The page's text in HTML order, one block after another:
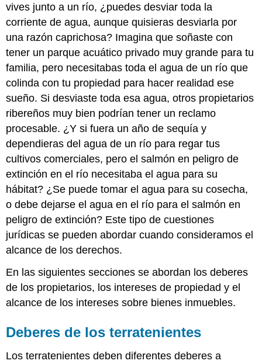
vives junto a un río, ¿puedes desviar toda la
corriente de agua, aunque quisieras desviarla por
una razón caprichosa? Imagina que soñaste con
tener un parque acuático privado muy grande para tu
familia, pero necesitabas toda el agua de un río que
colinda con tu propiedad para hacer realidad ese
sueño. Si desviaste toda esa agua, otros propietarios
ribereños muy bien podrían tener un reclamo
procesable. ¿Y si fuera un año de sequía y
dependieras del agua de un río para regar tus
cultivos comerciales, pero el salmón en peligro de
extinción en el río necesitaba el agua para su
hábitat? ¿Se puede tomar el agua para su cosecha,
o debe dejarse el agua en el río para el salmón en
peligro de extinción? Este tipo de cuestiones
jurídicas se pueden abordar cuando consideramos el
alcance de los derechos.
En las siguientes secciones se abordan los deberes
de los propietarios, los intereses de propiedad y el
alcance de los intereses sobre bienes inmuebles.
Deberes de los terratenientes
Los terratenientes deben diferentes deberes a